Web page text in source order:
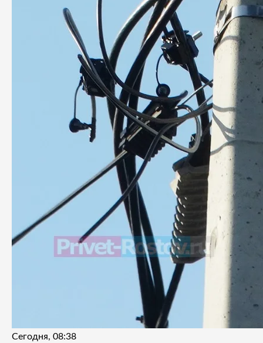
Сегодня, 08:38